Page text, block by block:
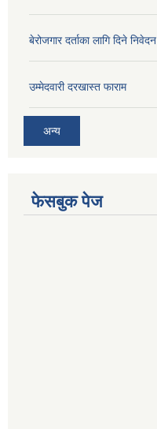
बेरोजगार दर्ताका लागि दिने निवेदन
उम्मेदवारी दरखास्त फाराम
अन्य
फेसबुक पेज